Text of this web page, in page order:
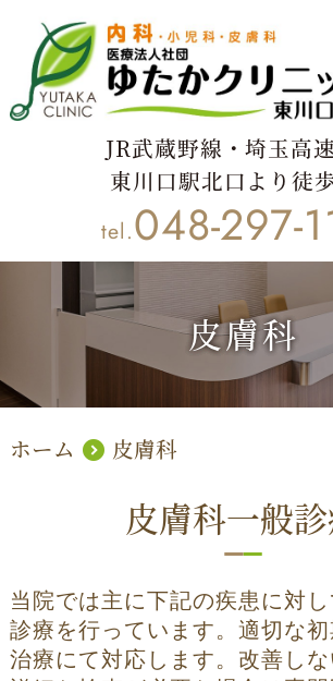
JR武蔵野線・埼玉高
東川口駅北口より徒
tel.048-297-
皮膚科
ホーム 皮膚科
皮膚科一般
当院では主に下記の疾患に対
診療を行っています。適切な
治療にて対応します。改善しな